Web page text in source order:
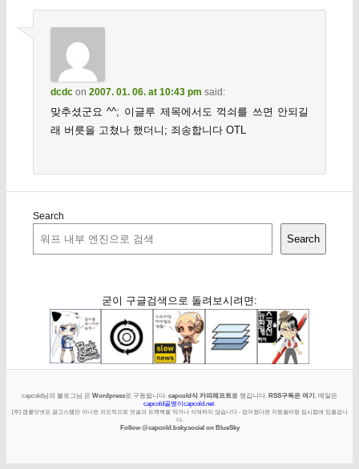
dcdcon 2007. 01. 06. at 10:43 pm said:
맞추셨군요 ^^; 이글루 제목에서도 꺽쇠를 쓰면 안되길
래 버릇을 고쳤나 했더니; 죄송합니다 OTL
Search
Search
굳이 구글검색으로 돌려보시려면:
capcold님의 블로그님 은 Wordpress로 구동됩니다. capcold식 카피레프트를 챙깁니다. RSS구독은 여기 . 메일은
capcold골뱅이capcold.net
[주] 캡콜닷넷은 광고스팸만 아니면 의도적으로 덧글과 트랙백을 막거나 삭제하지 않습니다 - 없어졌다면 자동필터링 임시함에 있을겁니
다.
Follow @capcold.bsky.social on BlueSky